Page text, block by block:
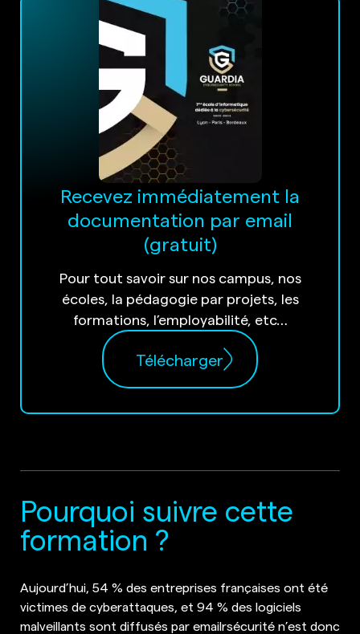
Recevez immédiatement la
documentation par email
(gratuit)
Pour tout savoir sur nos campus, nos
écoles, la pédagogie par projets, les
formations, l’employabilité, etc…
Télécharger
Pourquoi suivre cette
formation ?
Aujourd’hui, 54 % des entreprises françaises ont été
victimes de cyberattaques, et 94 % des logiciels
malveillants sont diffusés par emailrsécurité n’est donc